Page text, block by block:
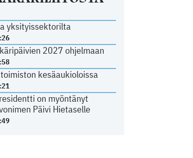
yksityissektorilta
2027 ohjelmaan
kesäaukioloissa
on myöntänyt
Päivi Hietaselle